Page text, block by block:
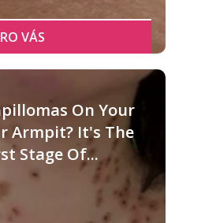
On Your
Armpit? It's The
Stage Of...